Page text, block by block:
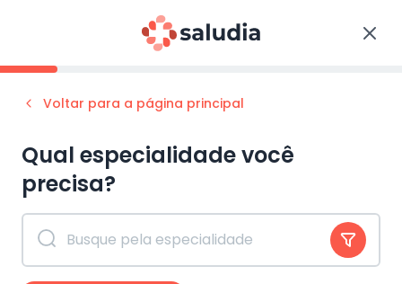
Voltar para a página principal
Qual especialidade você
precisa?